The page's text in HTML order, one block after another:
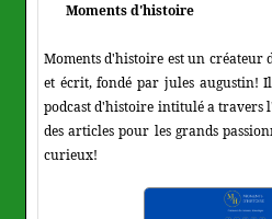
Moments d'histoire
Moments d'histoire est un créateur
et écrit, fondé par jules augustin!
podcast d'histoire intitulé a travers
des articles pour les grands
curieux!